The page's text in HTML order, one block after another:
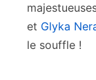
et Glyka
le souffle !